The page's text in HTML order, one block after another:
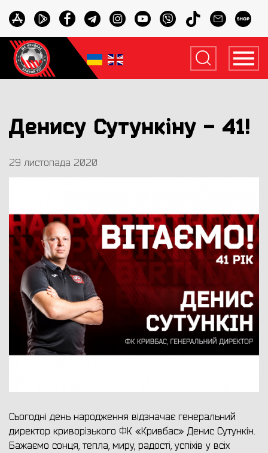
Денису Сутункіну - 41!
29 листопада 2020
Сьогодні день народження відзначає генеральний
директор криворізького ФК «Кривбас» Денис Сутункін.
Бажаємо сонця, тепла, миру, радості, успіхів у всіх